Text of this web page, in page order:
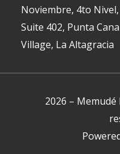
Noviembre, 4to Nivel,
Suite 402, Punta Cana
Village, La Altagracia
2026 – Memudé